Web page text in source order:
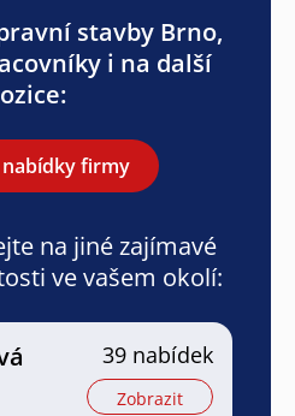
stavby Brno,
i na další
firmy
na jiné zajímavé
ve vašem okolí:
39 nabídek
Zobrazit